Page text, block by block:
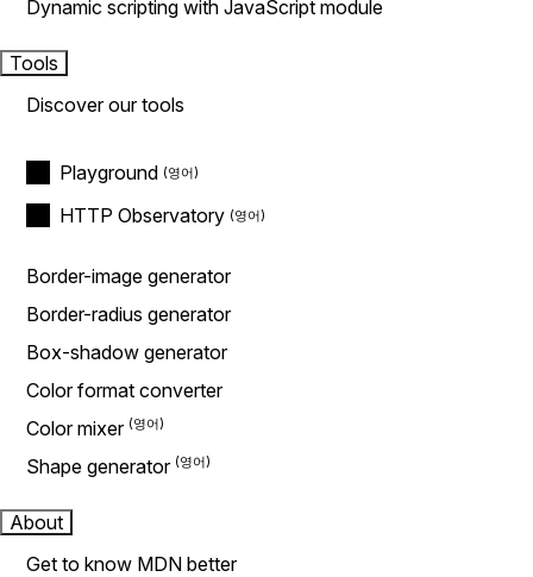
Dynamic scripting with JavaScript module
Tools
Discover our tools
Playground
HTTP Observatory
Border-image generator
Border-radius generator
Box-shadow generator
Color format converter
Color mixer
Shape generator
About
Get to know MDN better